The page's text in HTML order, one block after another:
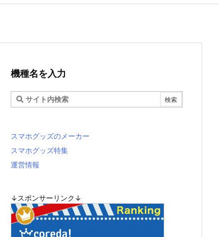
機種名を入力
スマホグッズのメーカー
スマホグッズ特集
運営情報
↓スポンサーリンク↓